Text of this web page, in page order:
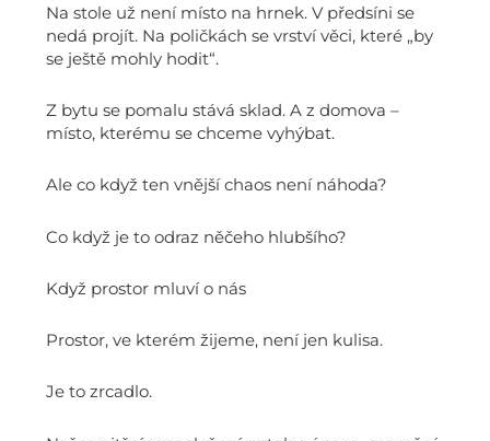
Na stole už není místo na hrnek. V předsíni se
nedá projít. Na poličkách se vrství věci, které „by
se ještě mohly hodit“.
Z bytu se pomalu stává sklad. A z domova –
místo, kterému se chceme vyhýbat.
Ale co když ten vnější chaos není náhoda?
Co když je to odraz něčeho hlubšího?
Když prostor mluví o nás
Prostor, ve kterém žijeme, není jen kulisa.
Je to zrcadlo.